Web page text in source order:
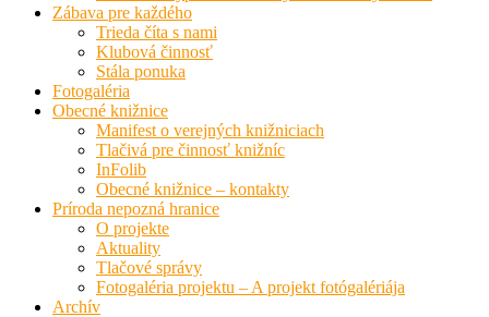
Zábava pre každého
Trieda číta s nami
Klubová činnosť
Stála ponuka
Fotogaléria
Obecné knižnice
Manifest o verejných knižniciach
Tlačivá pre činnosť knižníc
InFolib
Obecné knižnice – kontakty
Príroda nepozná hranice
O projekte
Aktuality
Tlačové správy
Fotogaléria projektu – A projekt fotógalériája
Archív